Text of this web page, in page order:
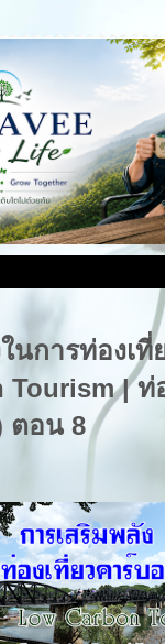
นการท่องเ
Tourism | ท่
ตอน 8